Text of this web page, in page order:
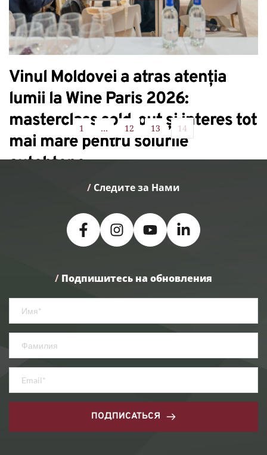
Vinul Moldovei a atras atenția
lumii la Wine Paris 2026:
masterclass sold-out și interes tot
mai mare pentru soiurile
autohtone
1 … 12 13 14
/ Следите за Нами
/ Подпишитесь на обновления
ПОДПИСАТЬСЯ